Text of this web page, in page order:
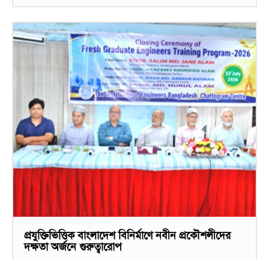
প্রযুক্তিভিত্তিক বাংলাদেশ বিনির্মাণে নবীন প্রকৌশলীদের
দক্ষতা অর্জনে গুরুত্বারোপ